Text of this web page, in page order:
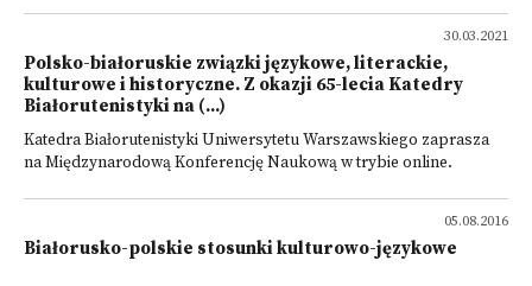
30.03.2021
Polsko-białoruskie związki językowe, literackie,
kulturowe i historyczne. Z okazji 65-lecia Katedry
Białorutenistyki na (...)
Katedra Białorutenistyki Uniwersytetu Warszawskiego zaprasza
na Międzynarodową Konferencję Naukową w trybie online.
05.08.2016
Białorusko-polskie stosunki kulturowo-językowe